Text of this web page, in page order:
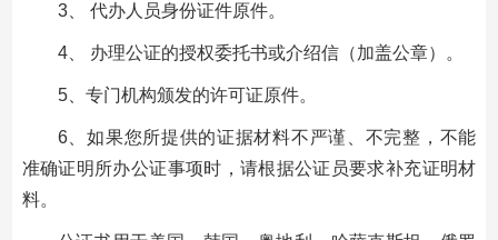
3、 代办人员身份证件原件。
4、 办理公证的授权委托书或介绍信（加盖公章）。
5、专门机构颁发的许可证原件。
6、如果您所提供的证据材料不严谨、不完整，不能
准确证明所办公证事项时，请根据公证员要求补充证明材
料。